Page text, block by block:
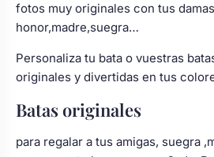
fotos muy originales con tus
honor,madre,suegra…
Personaliza tu bata o vuestras
originales y divertidas en tus
Batas originales
para regalar a tus amigas, suegra